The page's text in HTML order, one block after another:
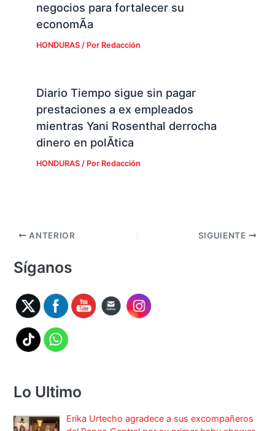
negocios para fortalecer su
economÃ­a
HONDURAS/ Por Redacción
Diario Tiempo sigue sin pagar
prestaciones a ex empleados
mientras Yani Rosenthal derrocha
dinero en polÃ­tica
HONDURAS/ Por Redacción
ANTERIOR SIGUIENTE
Síganos
Lo Ultimo
Erika Urtecho agradece a sus excompañeros